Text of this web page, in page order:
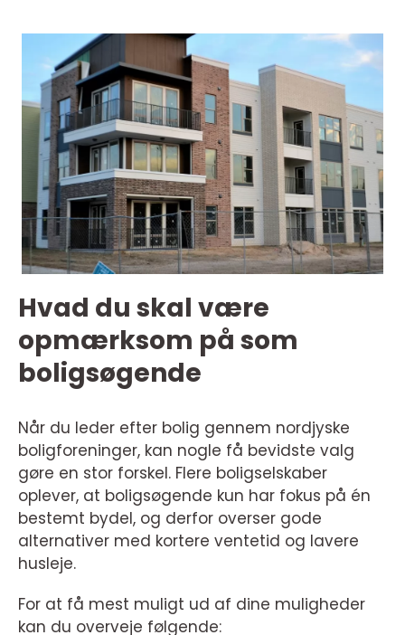
Hvad du skal være
opmærksom på som
boligsøgende
Når du leder efter bolig gennem nordjyske
boligforeninger, kan nogle få bevidste valg
gøre en stor forskel. Flere boligselskaber
oplever, at boligsøgende kun har fokus på én
bestemt bydel, og derfor overser gode
alternativer med kortere ventetid og lavere
husleje.
For at få mest muligt ud af dine muligheder
kan du overveje følgende: